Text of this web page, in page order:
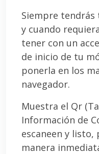
Siempre
y cuando
tener con un
de inicio de tu
ponerla en los
navegador.
Muestra el Qr
Información de
escaneen y
manera